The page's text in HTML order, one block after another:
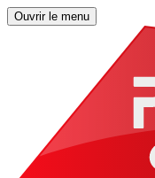
Ouvrir le menu